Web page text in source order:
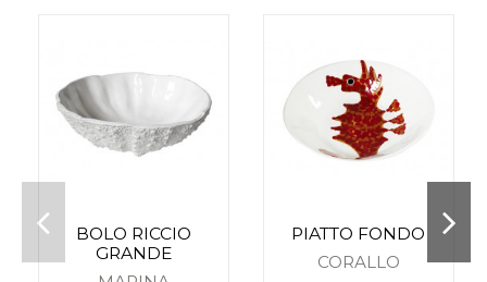
BOLO RICCIO
GRANDE
PIATTO FONDO
CORALLO